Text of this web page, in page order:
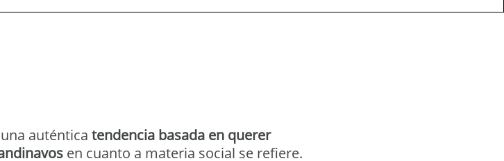
auténtica tendencia basada en querer
en cuanto a materia social se refiere.